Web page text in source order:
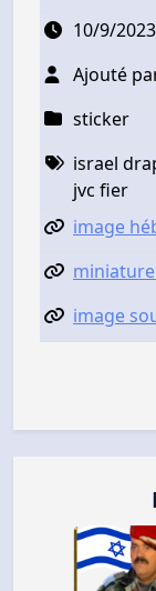
10/9/
Ajouté
sticker
israel
jvc fier
image
image